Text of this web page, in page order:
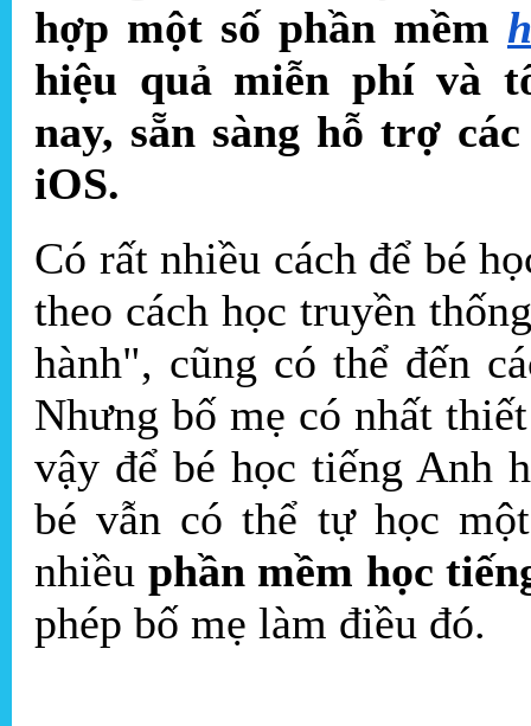
hợp một số phần mềm
hiệu quả miễn phí và
nay, sẵn sàng hỗ trợ
iOS.
Có rất nhiều cách để bé
theo cách học truyền
hành", cũng có thể đến
Nhưng bố mẹ có nhất
vậy để bé học tiếng Anh
bé vẫn có thể tự học
nhiều phần mềm học
phép bố mẹ làm điều đó.